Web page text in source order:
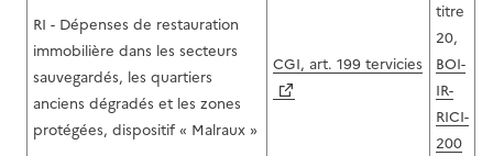
RI - Dépenses de restauration
immobilière dans les secteurs
sauvegardés, les quartiers
anciens dégradés et les zones
protégées, dispositif « Malraux »
CGI, art. 199 tervicies
titre
20,
BOI-
IR-
RICI-
200